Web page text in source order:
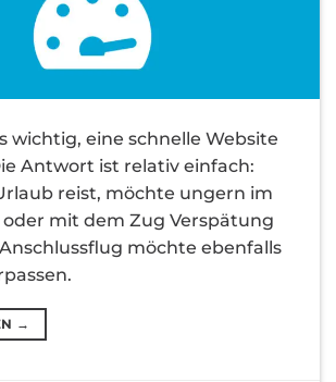
wichtig, eine schnelle Website
Antwort ist relativ einfach:
reist, möchte ungern im
mit dem Zug Verspätung
möchte ebenfalls
→